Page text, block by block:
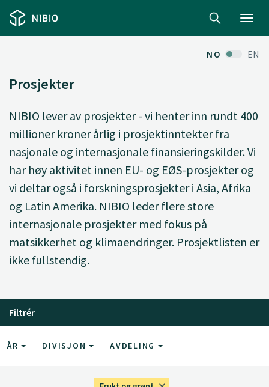
NO EN
Prosjekter
NIBIO lever av prosjekter - vi henter inn rundt 400
millioner kroner årlig i prosjektinntekter fra
nasjonale og internasjonale finansieringskilder. Vi
har høy aktivitet innen EU- og EØS-prosjekter og
vi deltar også i forskningsprosjekter i Asia, Afrika
og Latin Amerika. NIBIO leder flere store
internasjonale prosjekter med fokus på
matsikkerhet og klimaendringer. Prosjektlisten er
ikke fullstendig.
Filtrér
ÅR DIVISJON AVDELING